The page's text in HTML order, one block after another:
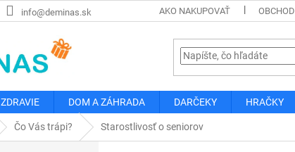
info@deminas.sk AKO NAKUPOVAŤ
ZDRAVIE DOM A ZÁHRADA DARČEKY HRAČKY
Čo Vás trápi? Starostlivosť o seniorov